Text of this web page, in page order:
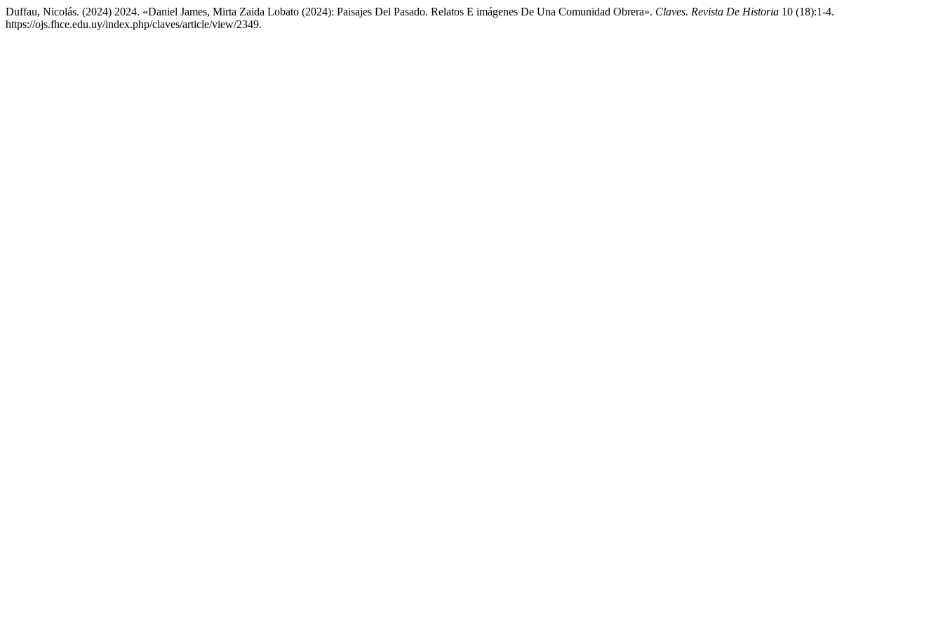
Duffau, Nicolás. (2024) 2024. «Daniel James, Mirta Zaida Lobato (2024): Paisajes Del Pasado. Relatos E imágenes De Una Comunidad Obrera». Claves. Revista De Historia 10 (18):1-4.
https://ojs.fhce.edu.uy/index.php/claves/article/view/2349.